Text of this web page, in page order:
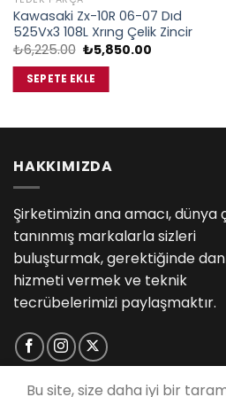
Kawasaki Zx-10R 06-07 Dıd
525Vx3 108L Xrıng Çelik Zincir
₺6,225.00 Orijinal
fiyat:
₺6,225.00.
₺5,850.00
SEPETE EKLE
HAKKIMIZDA
Şirketimizin ana amacı, dünya
tanınmış markalarla sizleri
buluşturmak, gerektiğinde
hizmeti vermek ve teknik
tecrübelerimizi paylaşmaktır.
Bu site, size daha iyi bir